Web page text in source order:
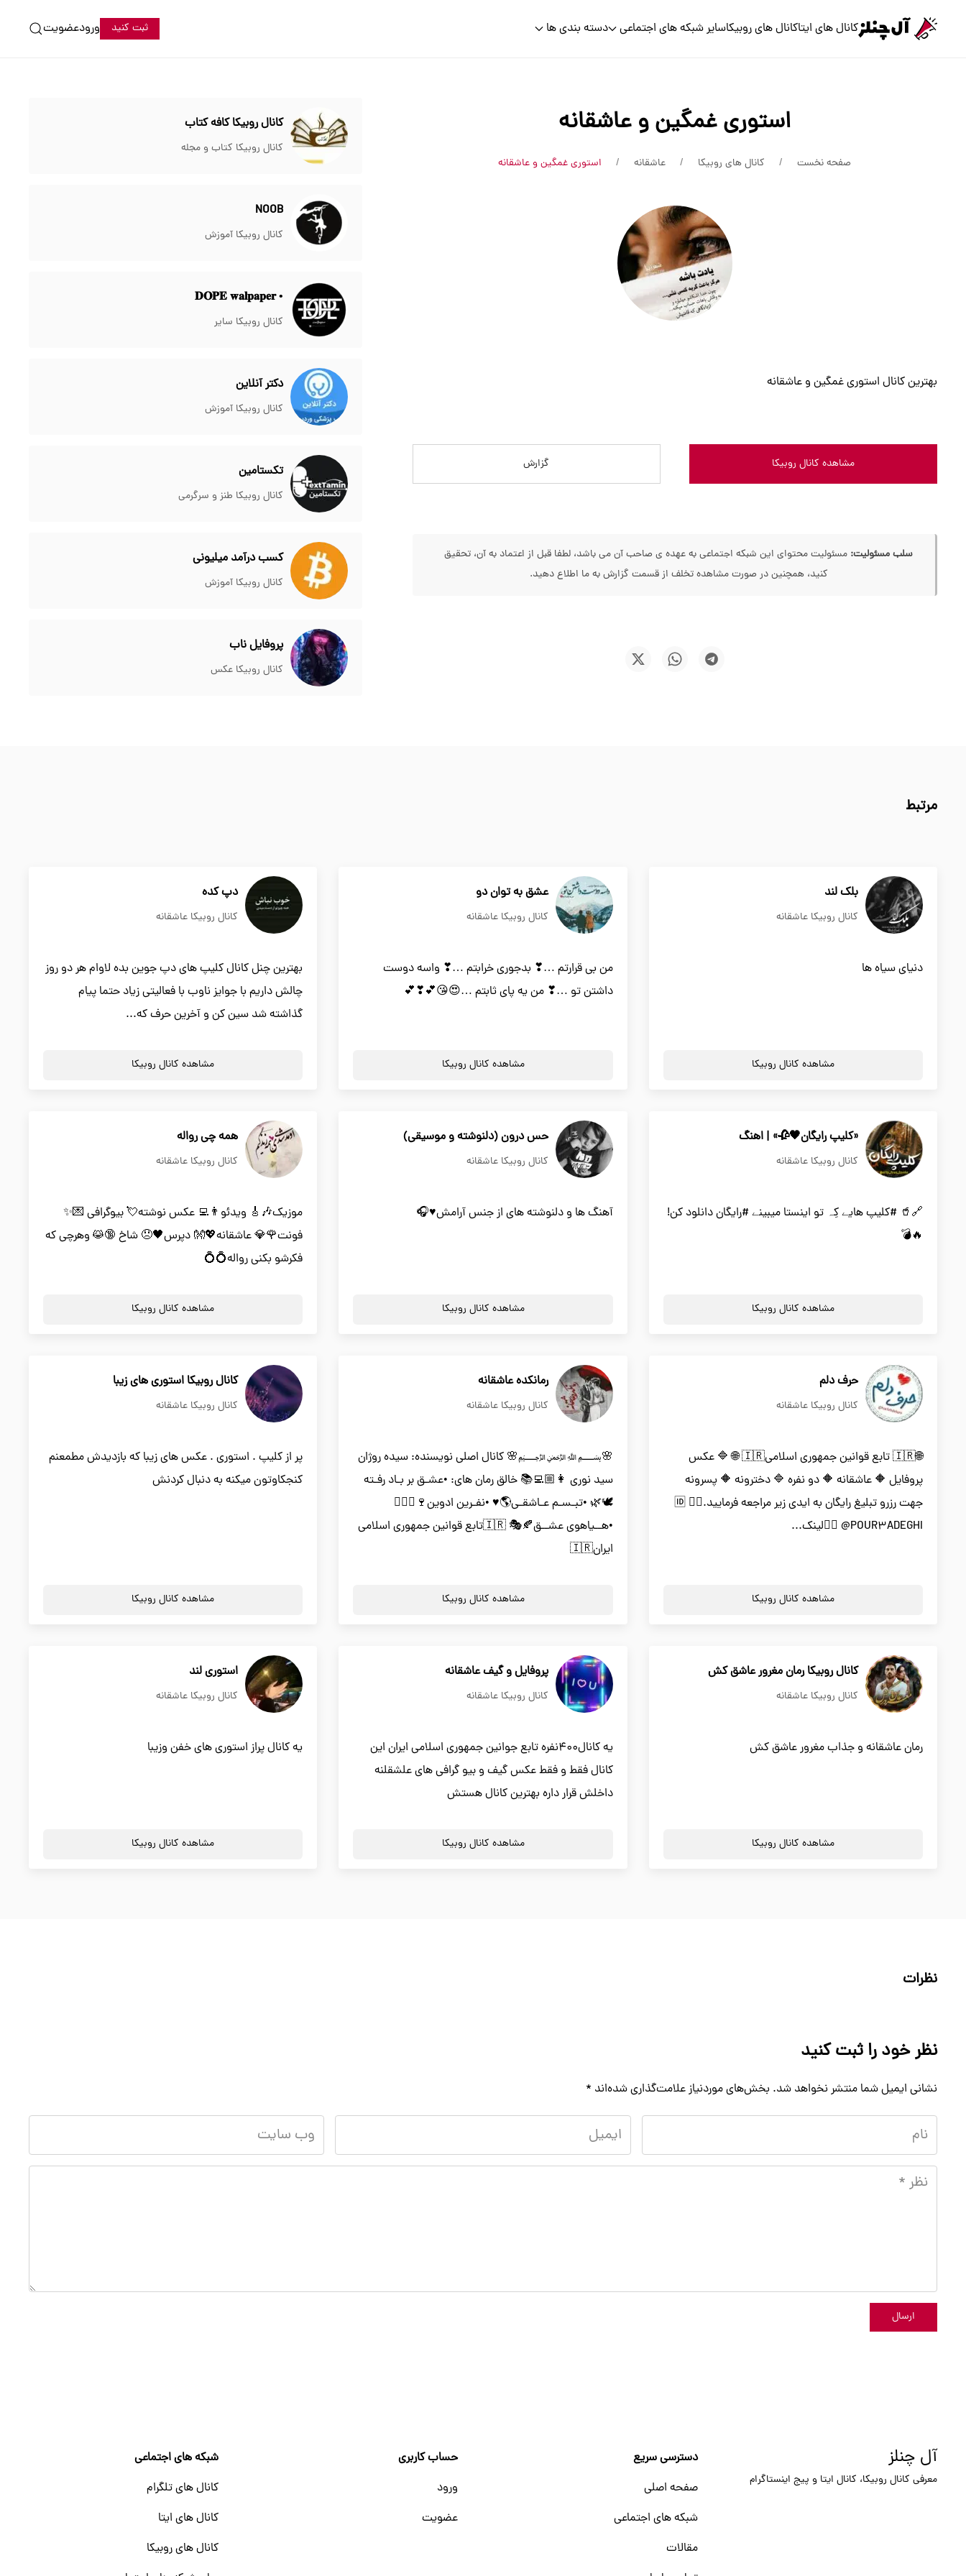
کانال های ایتاکانال های روبیکاسایر شبکه های اجتماعی دسته بندی ها ثبت کنید ورودعضویت
استوری غمگین و عاشقانه
صفحه نخست کانال های روبیکا عاشقانه استوری غمگین و عاشقانه
بهترین کانال استوری غمگین و عاشقانه
مشاهده کانال روبیکا گزارش
سلب مسئولیت: مسئولیت محتوای این شبکه اجتماعی به عهده ی صاحب آن می باشد، لطفا قبل از اعتماد به آن، تحقیق
کنید، همچنین در صورت مشاهده تخلف از قسمت گزارش به ما اطلاع دهید.
کانال روبیکا کافه کتاب
کانال روبیکا کتاب و مجله
NOOB
کانال روبیکا آموزش
• 𝐃𝐎𝐏𝐄 𝐰𝐚𝐥𝐩𝐚𝐩𝐞𝐫
کانال روبیکا سایر
دکتر آنلاین
کانال روبیکا آموزش
تکستامین
کانال روبیکا طنز و سرگرمی
کسب درآمد میلیونی
کانال روبیکا آموزش
پروفایل ناب
کانال روبیکا عکس
مرتبط
بلک لند
کانال روبیکا عاشقانه
دنیای سیاه ها
مشاهده کانال روبیکا
عشق به توان دو
کانال روبیکا عاشقانه
من بی قرارتم …❣ بدجوری خرابتم …❣ واسه دوست
داشتن تو …❣ من یه پای ثابتم …😍😘💕❣💕
مشاهده کانال روبیکا
دپ کده
کانال روبیکا عاشقانه
بهترین چنل کانال کلیپ های دپ جوین بده لاوام هر دو روز
چالش داریم با جوایز ناوب با فعالیتی زیاد حتما پیام
گذاشته شد سین کن و آخرین حرف که...
مشاهده کانال روبیکا
«کلیپ رایگان🖤🥀» | اهنگ
کانال روبیکا عاشقانه
🔗🥤 #کلیپ هایے کِہ تو اینستا میبینے #رایگان دانلود کن!
🔥💣
مشاهده کانال روبیکا
حس درون (دلنوشته و موسیقی)
کانال روبیکا عاشقانه
آهنگ ها و دلنوشته های از جنس آرامش♥️🎧
مشاهده کانال روبیکا
همه چی رواله
کانال روبیکا عاشقانه
موزیک🎶🎸 ویدئو👨‍💻 عکس نوشته💘 بیوگرافی 💌✨
فونت🌹💎 عاشقانه💖👐 دپرس🖤😞 شاخ 🔞😹 وهرچی که
فکرشو بکنی رواله💍💍
مشاهده کانال روبیکا
حرف دلم
کانال روبیکا عاشقانه
🌐🇮🇷 تابع قوانین جمهوری اسلامی🇮🇷 🌐 🔷 عکس
پروفایل 🔶 عاشقانه 🔶 دو نفره 🔷 دخترونه 🔶 پسرونه
جهت رزرو تبلیغ رایگان به ایدی زیر مراجعه فرمایید.👇🏻 🆔
@POUR3ADEGHI 👇🏻لینک...
مشاهده کانال روبیکا
رمانکده عاشقانه
کانال روبیکا عاشقانه
🌸﷽🌸 کانال اصلی نویسنده: سیده روژان
سید نوری 👩🏼‍💻📚 خالق رمان های: •عشـق بر بـاد رفـته
🕊🌿 •تبـسـم عـاشقـی🌎♥️ •نفـرین ادوین🍷🧛🏻‍♂️
•هــیاهوی عشــق🍂🎭 🇮🇷تابع قوانین جمهوری اسلامی
ایران🇮🇷
مشاهده کانال روبیکا
کانال روبیکا استوری های زیبا
کانال روبیکا عاشقانه
پر از کلیپ . استوری . عکس های زیبا که بازدیدش مطمعنم
کنجکاوتون میکنه به دنبال کردنش
مشاهده کانال روبیکا
کانال روبیکا رمان مغرور عاشق کش
کانال روبیکا عاشقانه
رمان عاشقانه و جذاب مغرور عاشق کش
مشاهده کانال روبیکا
پروفایل و گیف عاشقانه
کانال روبیکا عاشقانه
یه کانال۴۰۰نفره تابع جوانین جمهوری اسلامی ایران این
کانال فقط و فقط عکس گیف و بیو گرافی های علشقلنه
داخلش قرار داره بهترین کانال هستش
مشاهده کانال روبیکا
استوری لند
کانال روبیکا عاشقانه
یه کانال پراز استوری های خفن وزیبا
مشاهده کانال روبیکا
نظرات
نظر خود را ثبت کنید
نشانی ایمیل شما منتشر نخواهد شد. بخش‌های موردنیاز علامت‌گذاری شده‌اند *
ارسال
دسترسی سریع
صفحه اصلی
شبکه های اجتماعی
مقالات
حساب کاربری
ورود
عضویت
شبکه های اجتماعی
کانال های تلگرام
کانال های ایتا
کانال های روبیکا
آل چنلز
معرفی کانال روبیکا، کانال ایتا و پیج اینستاگرام